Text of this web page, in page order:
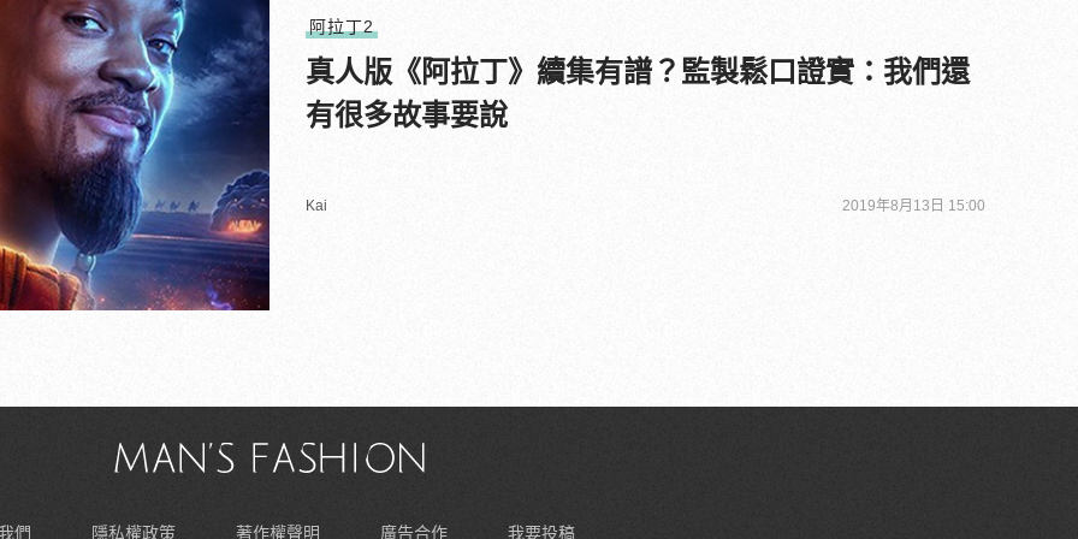
阿拉丁2
真人版《阿拉丁》續集有譜？監製鬆口證實：我們還
有很多故事要說
Kai 2019年8月13日 15:00
們 隱私權政策 著作權聲明 廣告合作 我要投稿